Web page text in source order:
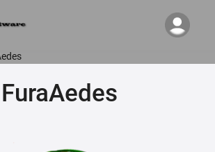
FuraAedes